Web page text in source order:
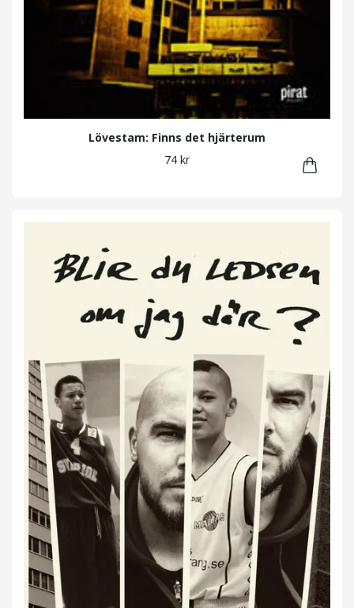
Lövestam: Finns det hjärterum
74 kr